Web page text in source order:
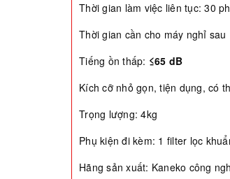
Thời gian làm việc liên tục: 30
Thời gian cần cho máy nghỉ
Tiếng ồn thấp: ≤65 dB
Kích cỡ nhỏ gọn, tiện dụng, có
Trọng lượng: 4kg
Phụ kiện đi kèm: 1 filter lọc
Hãng sản xuất: Kaneko công